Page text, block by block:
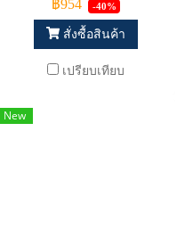
฿954 -40%
สั่งซื้อสินค้า
เปรียบเทียบ
New